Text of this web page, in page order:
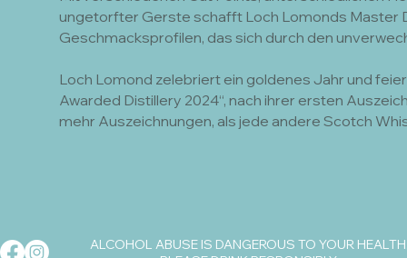
ungetorfter Gerste schafft Loch Lomonds Master
Geschmacksprofilen, das sich durch den
Loch Lomond zelebriert ein goldenes Jahr und
Awarded Distillery 2024“, nach ihrer ersten
mehr Auszeichnungen, als jede andere Scotch
ALCOHOL ABUSE IS DANGEROUS TO YOUR